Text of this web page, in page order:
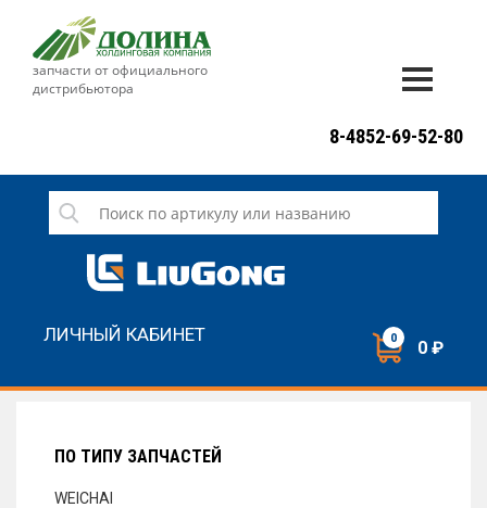
запчасти от официального
дистрибьютора
СЕРВИС
НОВОСТИ
8-4852-69-52-80
ЛИЧНЫЙ КАБИНЕТ 0 0 ₽
ПО ТИПУ ЗАПЧАСТЕЙ
WEICHAI